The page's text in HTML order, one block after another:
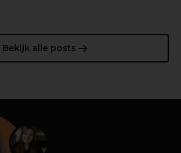
Bekijk alle posts